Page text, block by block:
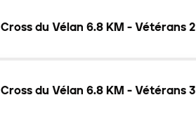
Cross du Vélan 6.8 KM - Vétérans 2
Cross du Vélan 6.8 KM - Vétérans 3